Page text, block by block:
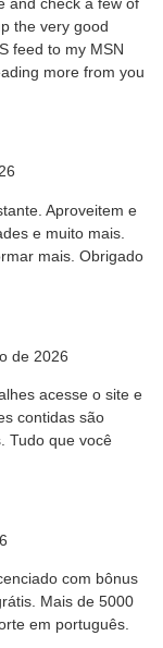
the very good
feed to my MSN
more from you
Aproveitem e
e muito mais.
mais. Obrigado
de 2026
acesse o site e
contidas são
Tudo que você
com bônus
Mais de 5000
em português.